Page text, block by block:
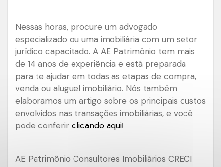
Nessas horas, procure um advogado
especializado ou uma imobiliária com um setor
jurídico capacitado. A AE Patrimônio tem mais
de 14 anos de experiência e está preparada
para te ajudar em todas as etapas de compra,
venda ou aluguel imobiliário. Nós também
elaboramos um artigo sobre os principais custos
envolvidos nas transações imobiliárias, e você
pode conferir clicando aqui!
AE Patrimônio Consultores Imobiliários CRECI